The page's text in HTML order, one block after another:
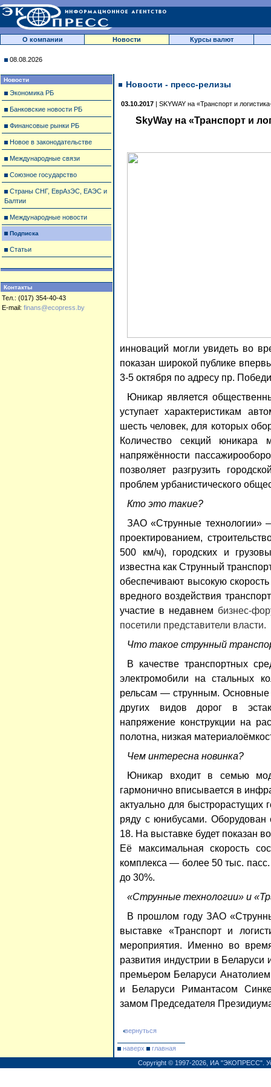
О компании Новости Курсы валют
08.08.2026
Новости
Экономика РБ
Банковские новости РБ
Финансовые рынки РБ
Новое в законодательстве
Международные связи
Союзное государство
Страны СНГ, ЕврАзЭС, ЕАЭС и
Балтии
Международные новости
Подписка
Статьи
Контакты
Тел.: (017) 354-40-43
E-mail: finans@ecopress.by
Новости - пресс-релизы
03.10.2017 | SKYWAY на «Транспорт и
SkyWay на «Транспорт и
инноваций могли увидеть во
показан широкой публике
3-5 октября по адресу пр.
Юникар является
уступает характеристикам
шесть человек, для которых
Количество секций юникара
напряжённости
позволяет разгрузить
проблем урбанистического
Кто это такие?
ЗАО «Струнные технологии»
проектированием,
500 км/ч), городских и
известна как Струнный
обеспечивают высокую
вредного воздействия
участие в недавнем бизнес-
посетили представители власти.
Что такое струнный
В качестве транспортных
электромобили на стальных
рельсам — струнным. Основные
других видов дорог в
напряжение конструкции на
полотна, низкая
Чем интересна новинка?
Юникар входит в семью
гармонично вписывается в
актуально для быстрорастущих
ряду с юнибусами. Оборудован
18. На выставке будет показан
Её максимальная скорость
комплекса— более 50 тыс.
до 30%.
«Струнные технологии» и
В прошлом году ЗАО
выставке «Транспорт и
мероприятия. Именно во
развития индустрии в Беларуси
премьером Беларуси
и Беларуси Римантасом
замом Председателя
вернуться
наверх
главная
Copyright © 1997-2026, ИА "ЭКОПРЕСС".